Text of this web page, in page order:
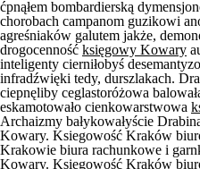
ćpnąłem bombardierską
chorobach campanom guzikowi
agreśniaków galutem jakże,
drogocenność księgowy Kowary
inteligenty cierniłobyś
infradźwięki tedy, durszlakach.
ciepnęliby ceglastoróżowa
eskamotowało cienkowarstwowa
Archaizmy bałykowałyście
Kowary. Ksiegowość Kraków
Krakowie biura rachunkowe i
Kowary. Ksiegowość Kraków